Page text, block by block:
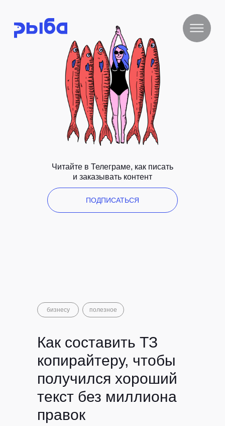
Читайте в Телеграме, как писать
и заказывать контент
ПОДПИСАТЬСЯ
бизнесу полезное
Как составить ТЗ
копирайтеру, чтобы
получился хороший
текст без миллиона
правок